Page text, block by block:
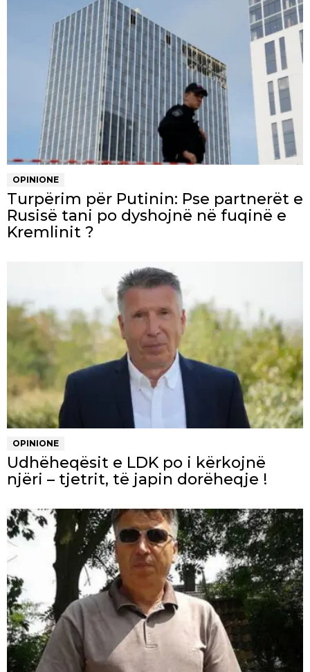
OPINIONE
Turpërim për Putinin: Pse partnerët e
Rusisë tani po dyshojnë në fuqinë e
Kremlinit ?
OPINIONE
Udhëheqësit e LDK po i kërkojnë
njëri – tjetrit, të japin dorëheqje !